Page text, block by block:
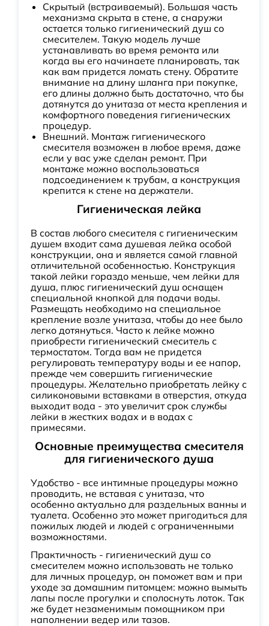
Скрытый (встраиваемый). Большая часть
механизма скрыта в стене, а снаружи
остается только гигиенический душ со
смесителем. Такую модель лучше
устанавливать во время ремонта или
когда вы его начинаете планировать, так
как вам придется ломать стену. Обратите
внимание на длину шланга при покупке,
его длины должно быть достаточно, что бы
дотянутся до унитаза от места крепления и
комфортного поведения гигиенических
процедур.
Внешний. Монтаж гигиенического
смесителя возможен в любое время, даже
если у вас уже сделан ремонт. При
монтаже можно воспользоваться
подсоединением к трубам, а конструкция
крепится к стене на держатели.
Гигиеническая лейка
В состав любого смесителя с гигиеническим
душем входит сама душевая лейка особой
конструкции, она и является самой главной
отличительной особенностью. Конструкция
такой лейки гораздо меньше, чем лейки для
душа, плюс гигиенический душ оснащен
специальной кнопкой для подачи воды.
Размещать необходимо на специальное
крепление возле унитаза, чтобы до нее было
легко дотянуться. Часто к лейке можно
приобрести гигиенический смеситель с
термостатом. Тогда вам не придется
регулировать температуру воды и ее напор,
прежде чем совершить гигиенические
процедуры. Желательно приобретать лейку с
силиконовыми вставками в отверстия, откуда
выходит вода - это увеличит срок службы
лейки в жестких водах и в водах с
примесями.
Основные преимущества смесителя
для гигиенического душа
Удобство - все интимные процедуры можно
проводить, не вставая с унитаза, что
особенно актуально для раздельных ванны и
туалета. Особенно это может пригодиться для
пожилых людей и людей с ограниченными
возможностями.
Практичность - гигиенический душ со
смесителем можно использовать не только
для личных процедур, он поможет вам и при
уходе за домашним питомцем: можно вымыть
лапы после прогулки и сполоснуть лоток. Так
же будет незаменимым помощником при
наполнении ведер или тазов.